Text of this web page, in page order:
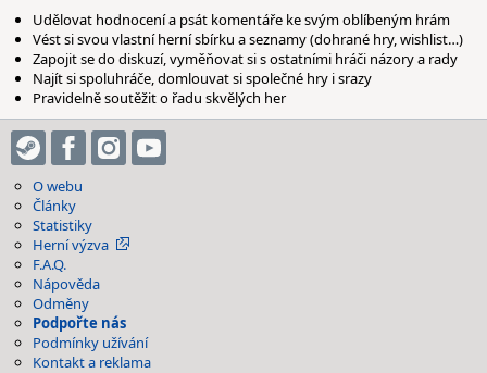
Udělovat hodnocení a psát komentáře ke svým oblíbeným hrám
Vést si svou vlastní herní sbírku a seznamy (dohrané hry, wishlist…)
Zapojit se do diskuzí, vyměňovat si s ostatními hráči názory a rady
Najít si spoluhráče, domlouvat si společné hry i srazy
Pravidelně soutěžit o řadu skvělých her
O webu
Články
Statistiky
Herní výzva
F.A.Q.
Nápověda
Odměny
Podpořte nás
Podmínky užívání
Kontakt a reklama